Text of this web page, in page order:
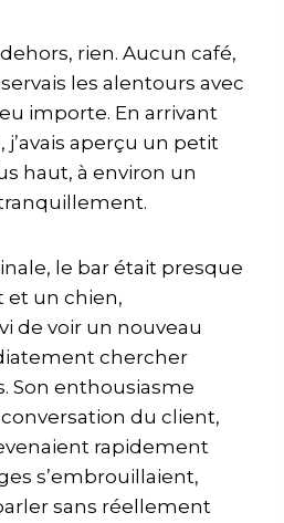
rien. Aucun café,
les alentours avec
importe. En arrivant
aperçu un petit
haut, à environ un
le bar était presque
et un chien,
de voir un nouveau
chercher
Son enthousiasme
du client,
rapidement
s’embrouillaient,
sans réellement